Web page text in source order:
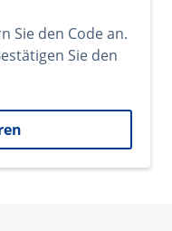
Sie den Code an.
Sie den